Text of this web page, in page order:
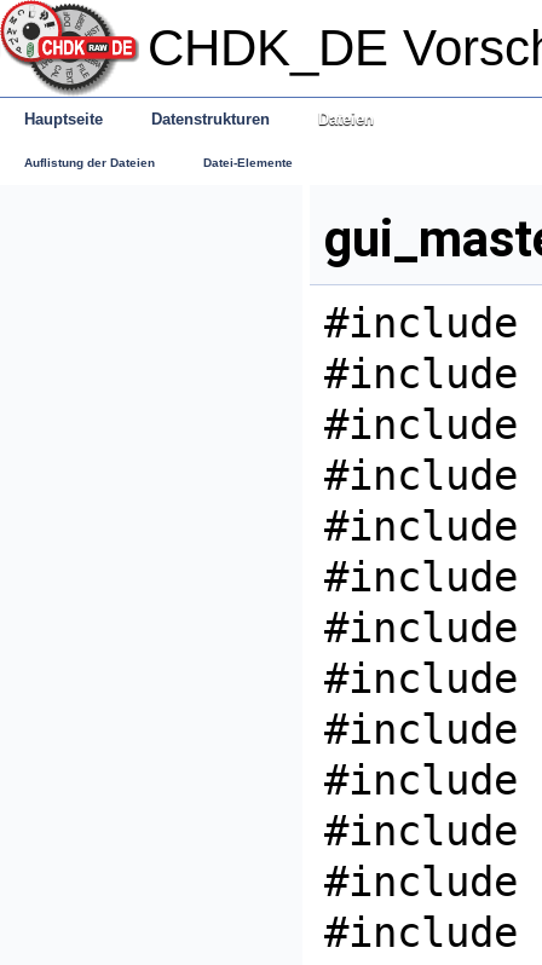
CHDK_DE
Hauptseite Datenstrukturen Dateien
Auflistung der Dateien Datei-Elemente
#include
#include
#include
#include
#include
#include
#include
#include
#include
#include
#include
#include
#include